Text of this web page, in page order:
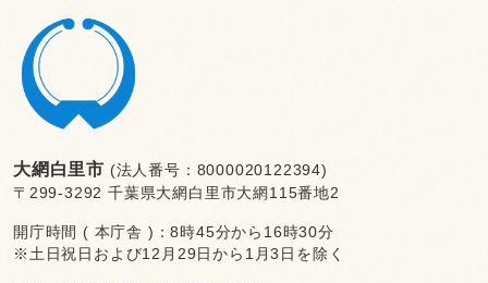
大網白里市 (法人番号：8000020122394)
〒299-3292 千葉県大網白里市大網115番地2
開庁時間 ( 本庁舎 )：8時45分から16時30分
※土日祝日および12月29日から1月3日を除く